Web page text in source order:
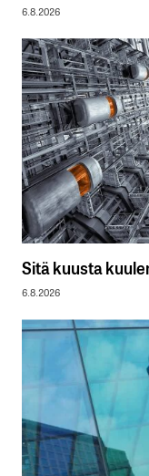
6.8.2026
Sitä kuusta
6.8.2026